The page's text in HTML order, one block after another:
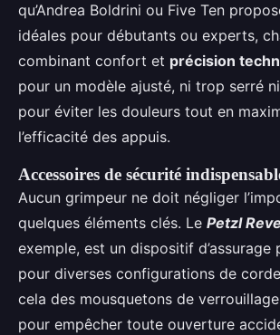
qu’Andrea Boldrini ou Five Ten
idéales pour débutants ou experts,
combinant confort et précision
pour un modèle ajusté, ni trop serré
pour éviter les douleurs tout en
l’efficacité des appuis.
Accessoires de sécurité
Aucun grimpeur ne doit négliger
quelques éléments clés. Le Petzl
exemple, est un dispositif d’assurage
pour diverses configurations de
cela des mousquetons de
pour empêcher toute ouverture